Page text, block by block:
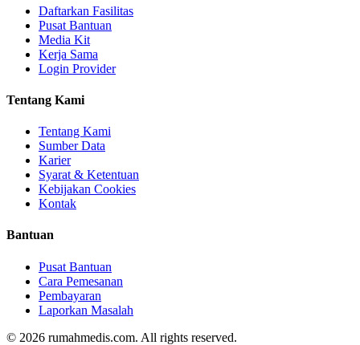
Daftarkan Fasilitas
Pusat Bantuan
Media Kit
Kerja Sama
Login Provider
Tentang Kami
Tentang Kami
Sumber Data
Karier
Syarat & Ketentuan
Kebijakan Cookies
Kontak
Bantuan
Pusat Bantuan
Cara Pemesanan
Pembayaran
Laporkan Masalah
© 2026 rumahmedis.com. All rights reserved.